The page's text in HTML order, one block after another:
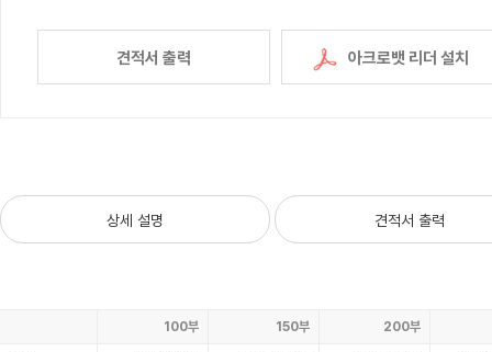
견적서 출력 아크로뱃 리더 설치
상세 설명 견적서 출력
100부 150부 200부